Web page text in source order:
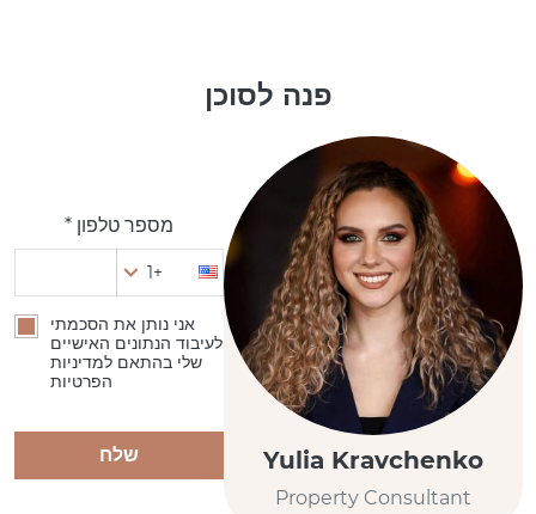
פנה לסוכן
Yulia Kravchenko
Property Consultant
מספר טלפון *
+1
אני נותן את הסכמתי
לעיבוד הנתונים האישיים
שלי בהתאם למדיניות
הפרטיות
שלח